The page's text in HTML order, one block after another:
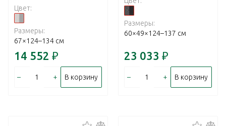
Цвет:
Размеры:
67×124–134 см
14 552 ₽
– + В корзину
Размеры:
60×49×124–137 см
23 033 ₽
– + В корзину